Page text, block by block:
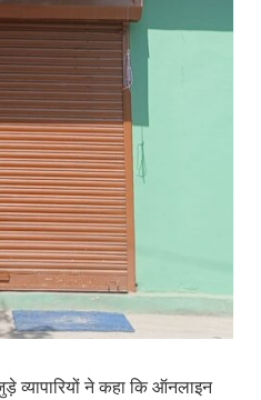
व्यापारियों ने कहा कि ऑनलाइन